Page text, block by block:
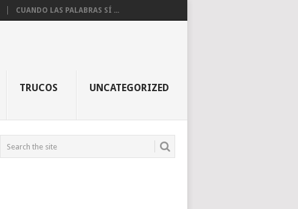
CUANDO LAS PALABRAS SÍ ...
TRUCOS UNCATEGORIZED